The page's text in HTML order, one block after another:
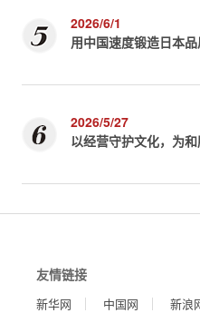
2026/6/1
用中国速度锻造日本
2026/5/27
以经营守护文化，为
友情链接
新华网 中国网 新浪